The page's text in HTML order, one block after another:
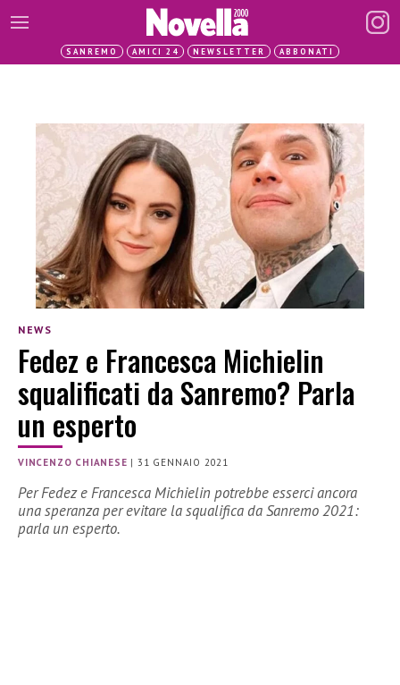
SANREMO AMICI 24 NEWSLETTER ABBONATI
NEWS
Fedez e Francesca Michielin
squalificati da Sanremo? Parla
un esperto
VINCENZO CHIANESE |31 GENNAIO 2021
Per Fedez e Francesca Michielin potrebbe esserci ancora
una speranza per evitare la squalifica da Sanremo 2021:
parla un esperto.